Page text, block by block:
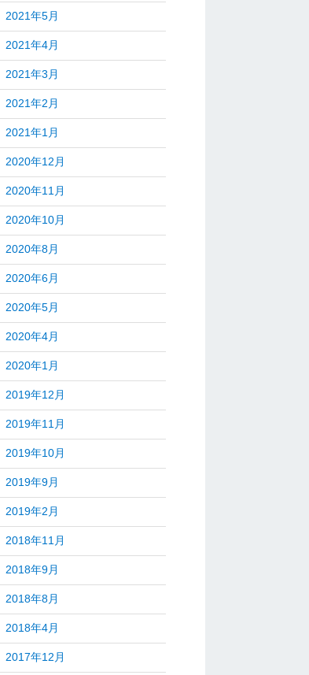
2021年5月
2021年4月
2021年3月
2021年2月
2021年1月
2020年12月
2020年11月
2020年10月
2020年8月
2020年6月
2020年5月
2020年4月
2020年1月
2019年12月
2019年11月
2019年10月
2019年9月
2019年2月
2018年11月
2018年9月
2018年8月
2018年4月
2017年12月